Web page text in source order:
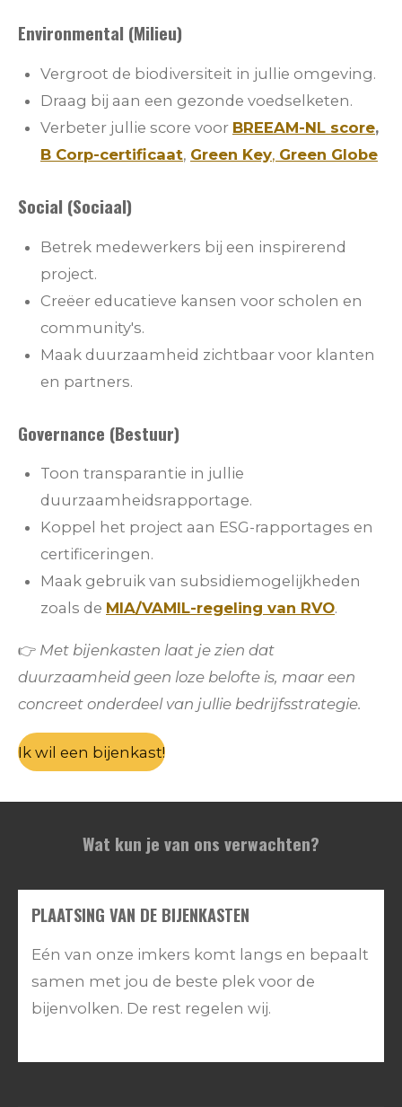
Environmental (Milieu)
Vergroot de biodiversiteit in jullie omgeving.
Draag bij aan een gezonde voedselketen.
Verbeter jullie score voor BREEAM-NL score,
B Corp-certificaat, Green Key, Green Globe
Social (Sociaal)
Betrek medewerkers bij een inspirerend
project.
Creëer educatieve kansen voor scholen en
community's.
Maak duurzaamheid zichtbaar voor klanten
en partners.
Governance (Bestuur)
Toon transparantie in jullie
duurzaamheidsrapportage.
Koppel het project aan ESG-rapportages en
certificeringen.
Maak gebruik van subsidiemogelijkheden
zoals de MIA/VAMIL-regeling van RVO.
👉 Met bijenkasten laat je zien dat
duurzaamheid geen loze belofte is, maar een
concreet onderdeel van jullie bedrijfsstrategie.
Ik wil een bijenkast!
Wat kun je van ons verwachten?
PLAATSING VAN DE BIJENKASTEN
Eén van onze imkers komt langs en bepaalt
samen met jou de beste plek voor de
bijenvolken. De rest regelen wij.